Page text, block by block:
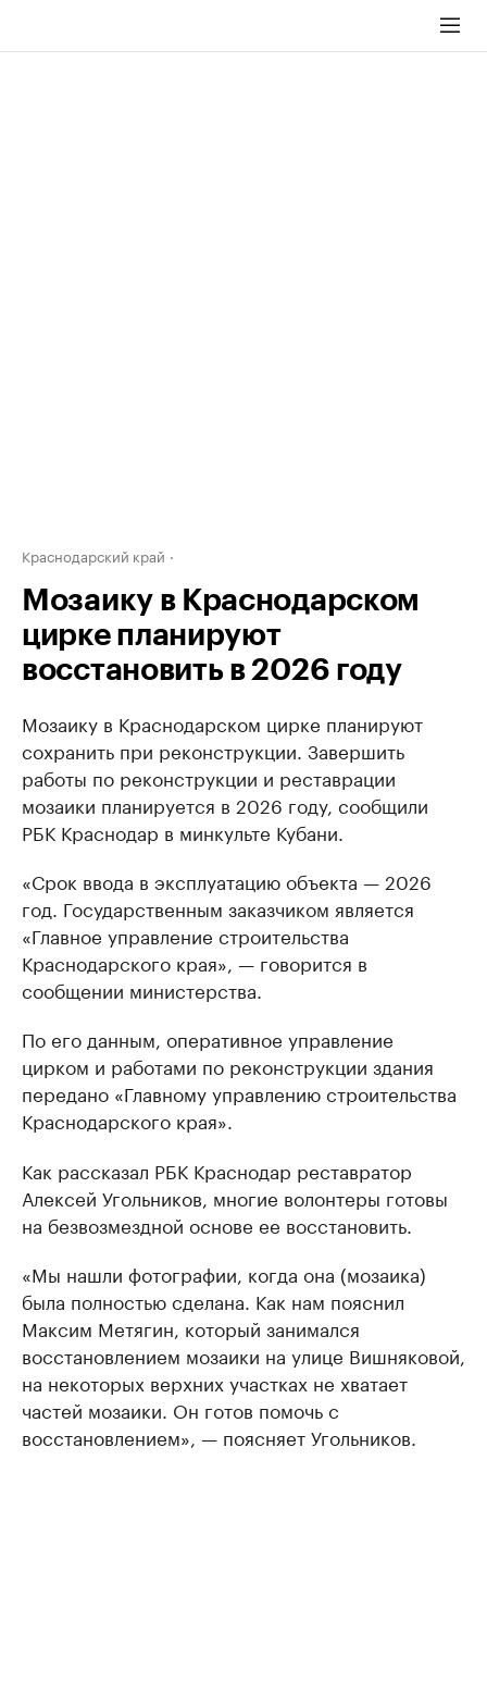
Краснодарский край
Мозаику в Краснодарском
цирке планируют
восстановить в 2026 году
Мозаику в Краснодарском цирке планируют
сохранить при реконструкции. Завершить
работы по реконструкции и реставрации
мозаики планируется в 2026 году, сообщили
РБК Краснодар в минкульте Кубани.
«Срок ввода в эксплуатацию объекта — 2026
год. Государственным заказчиком является
«Главное управление строительства
Краснодарского края», — говорится в
сообщении министерства.
По его данным, оперативное управление
цирком и работами по реконструкции здания
передано «Главному управлению строительства
Краснодарского края».
Как рассказал РБК Краснодар реставратор
Алексей Угольников, многие волонтеры готовы
на безвозмездной основе ее восстановить.
«Мы нашли фотографии, когда она (мозаика)
была полностью сделана. Как нам пояснил
Максим Метягин, который занимался
восстановлением мозаики на улице Вишняковой,
на некоторых верхних участках не хватает
частей мозаики. Он готов помочь с
восстановлением», — поясняет Угольников.